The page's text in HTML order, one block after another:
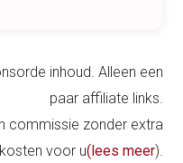
inhoud. Alleen een
paar affiliate links.
commissie zonder extra
kosten voor u(lees meer).